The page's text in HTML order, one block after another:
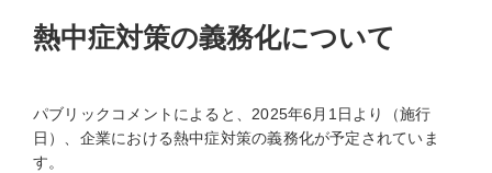
熱中症対策の義務化について
パブリックコメントによると、2025年6月1日より（施行
日）、企業における熱中症対策の義務化が予定されていま
す。